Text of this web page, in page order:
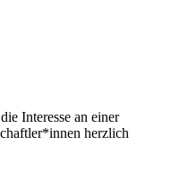
Interesse an einer
herzlich